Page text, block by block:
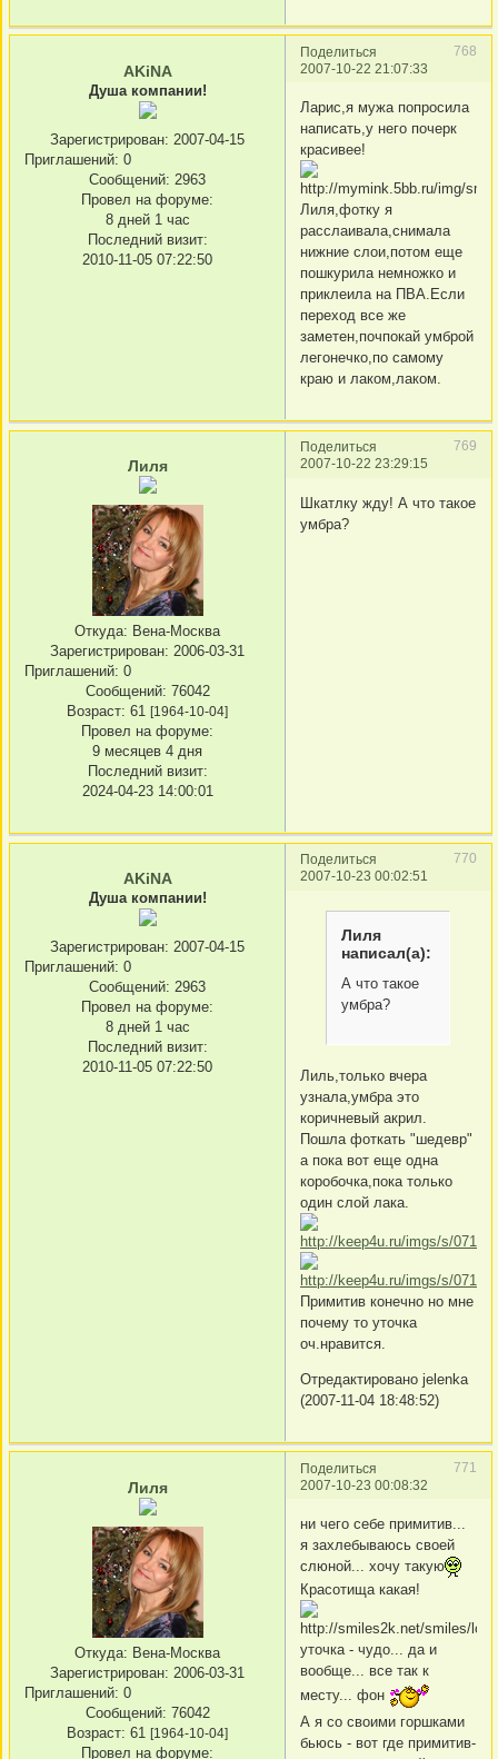
Поделиться
768
2007-10-22 21:07:33
AKiNA
Душа компании!
Зарегистрирован: 2007-04-15
Приглашений: 0
Сообщений: 2963
Провел на форуме:
8 дней 1 час
Последний визит:
2010-11-05 07:22:50
Ларис,я мужа попросила
написать,у него почерк
красивее!
Лиля,фотку я
расслаивала,снимала
нижние слои,потом еще
пошкурила немножко и
приклеила на ПВА.Если
переход все же
заметен,почпокай умброй
легонечко,по самому
краю и лаком,лаком.
Поделиться
769
2007-10-22 23:29:15
Лиля
Откуда: Вена-Москва
Зарегистрирован: 2006-03-31
Приглашений: 0
Сообщений: 76042
Возраст: 61 [1964-10-04]
Провел на форуме:
9 месяцев 4 дня
Последний визит:
2024-04-23 14:00:01
Шкатлку жду! А что такое
умбра?
Поделиться
770
2007-10-23 00:02:51
AKiNA
Душа компании!
Зарегистрирован: 2007-04-15
Приглашений: 0
Сообщений: 2963
Провел на форуме:
8 дней 1 час
Последний визит:
2010-11-05 07:22:50
Лиля
написал(а):
А что такое
умбра?
Лиль,только вчера
узнала,умбра это
коричневый акрил.
Пошла фоткать "шедевр"
а пока вот еще одна
коробочка,пока только
один слой лака.
Примитив конечно но мне
почему то уточка
оч.нравится.
Отредактировано jelenka
(2007-11-04 18:48:52)
Поделиться
771
2007-10-23 00:08:32
Лиля
Откуда: Вена-Москва
Зарегистрирован: 2006-03-31
Приглашений: 0
Сообщений: 76042
Возраст: 61 [1964-10-04]
Провел на форуме:
ни чего себе примитив...
я захлебываюсь своей
слюной... хочу такую
Красотища какая!
уточка - чудо... да и
вообще... все так к
месту... фон
А я со своими горшками
бьюсь - вот где примитив-